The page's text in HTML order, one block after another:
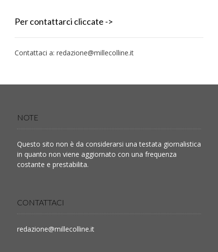
Per contattarci cliccate ->
Contattaci a: redazione@millecolline.it
NOTE
Questo sito non è da considerarsi una testata giornalistica
in quanto non viene aggiornato con una frequenza
costante e prestabilita.
CONTATTACI
redazione@millecolline.it